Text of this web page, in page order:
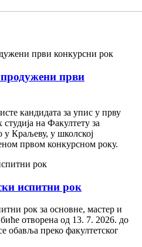
први
кандидата за упис у прву
на Факултету за
Краљеву, у школској
првом конкурсном року.
испитни рок
рок за основне, мастер и
отворена од 13. 7. 2026. до
обавља преко факултетског